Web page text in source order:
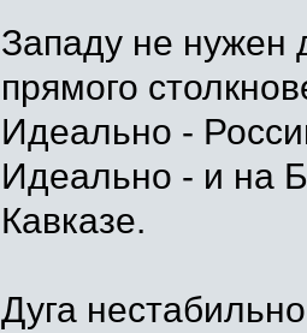
Западу не нужен
прямого
Идеально -
Идеально - и на
Кавказе.
Дуга